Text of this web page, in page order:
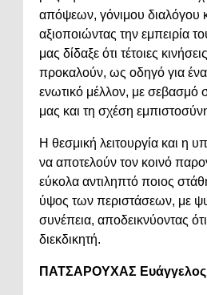
απόψεων, γόνιμου διαλόγου
αξιοποιώντας την εμπειρία
μας δίδαξε ότι τέτοιες
προκαλούν, ως οδηγό για
ενωτικό μέλλον, με σεβασμό
μας και τη σχέση
Η θεσμική λειτουργία και η
να αποτελούν τον κοινό
εύκολα αντιληπτό ποιος
ύψος των περιστάσεων, με
συνέπεια, αποδεικνύοντας
διεκδικητή.
ΠΑΤΣΑΡΟΥΧΑΣ Ευάγγελος